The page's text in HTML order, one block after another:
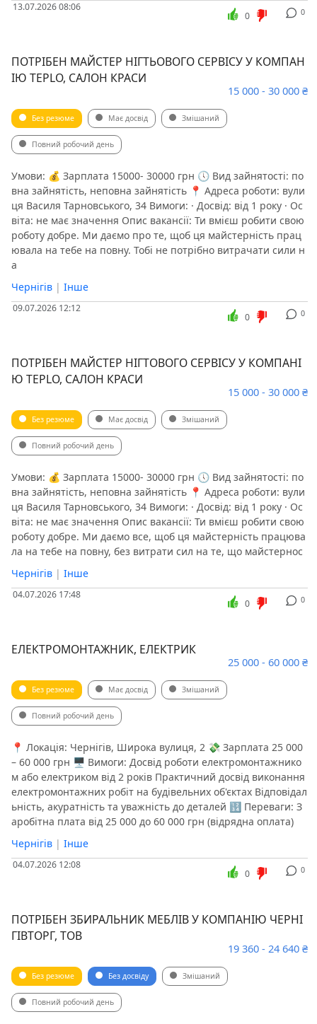
13.07.2026 08:06 0
0
ПОТРІБЕН МАЙСТЕР НІГТЬОВОГО СЕРВІСУ У КОМПАН
ІЮ TEPLO, САЛОН КРАСИ
15 000 - 30 000 ₴
Без резюме Має досвід Змішаний
Повний робочий день
Умови: 💰 Зарплата 15000- 30000 грн 🕔 Вид зайнятості: по
вна зайнятість, неповна зайнятість 📍 Адреса роботи: вули
ця Василя Тарновського, 34 Вимоги: · Досвід: від 1 року · Ос
віта: не має значення Опис вакансії: Ти вмієш робити свою
роботу добре. Ми даємо про те, щоб ця майстерність прац
ювала на тебе на повну. Тобі не потрібно витрачати сили н
а
Чернігів | Інше
09.07.2026 12:12 0
0
ПОТРІБЕН МАЙСТЕР НІГТОВОГО СЕРВІСУ У КОМПАНІ
Ю TEPLO, САЛОН КРАСИ
15 000 - 30 000 ₴
Без резюме Має досвід Змішаний
Повний робочий день
Умови: 💰 Зарплата 15000- 30000 грн 🕔 Вид зайнятості: по
вна зайнятість, неповна зайнятість 📍 Адреса роботи: вули
ця Василя Тарновського, 34 Вимоги: · Досвід: від 1 року · Ос
віта: не має значення Опис вакансії: Ти вмієш робити свою
роботу добре. Ми даємо все, щоб ця майстерність працюва
ла на тебе на повну, без витрати сил на те, що майстернос
Чернігів | Інше
04.07.2026 17:48 0
0
ЕЛЕКТРОМОНТАЖНИК, ЕЛЕКТРИК
25 000 - 60 000 ₴
Без резюме Має досвід Змішаний
Повний робочий день
📍 Локація: Чернігів, Широка вулиця, 2 💸 Зарплата 25 000
– 60 000 грн 🖥 Вимоги: Досвід роботи електромонтажнико
м або електриком від 2 років Практичний досвід виконання
електромонтажних робіт на будівельних об'єктах Відповідал
ьність, акуратність та уважність до деталей 🔢 Переваги: З
аробітна плата від 25 000 до 60 000 грн (відрядна оплата)
Чернігів | Інше
04.07.2026 12:08 0
0
ПОТРІБЕН ЗБИРАЛЬНИК МЕБЛІВ У КОМПАНІЮ ЧЕРНІ
ГІВТОРГ, ТОВ
19 360 - 24 640 ₴
Без резюме Без досвіду Змішаний
Повний робочий день